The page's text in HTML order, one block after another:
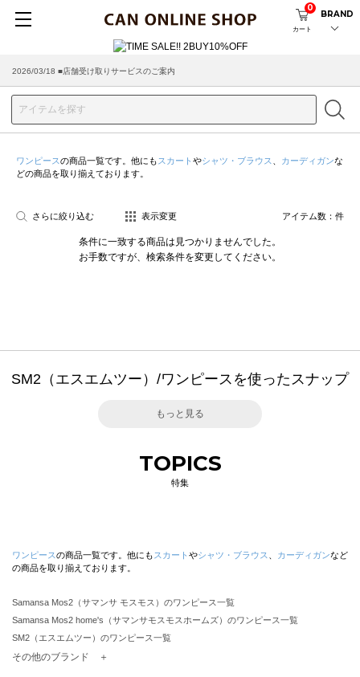
カート
0
BRAND
2026/03/18 ■店舗受け取りサービスのご案内
ワンピースの商品一覧です。他にも スカート やシャツ・ブラウス カーディガンな
どの商品を取り揃えております。
さらに絞り込む 表示変更 アイテム数： 件
条件に一致する商品は見つかりませんでした。
お手数ですが、検索条件を変更してください。
SM2（エスエムツー）/ワンピースを使ったスナップ
もっと見る
TOPICS
特集
ワンピースの商品一覧です。他にも スカート やシャツ・ブラウス カーディガンなど
の商品を取り揃えております。
Samansa Mos2（サマンサ モスモス）のワンピース一覧
Samansa Mos2 home's（サマンサモスモスホームズ）のワンピース一覧
SM2（エスエムツー）のワンピース一覧
TSUHARU by Samansa Mos2（ツハルバイサマンサモスモス）のワンピース一覧
その他のブランド ＋